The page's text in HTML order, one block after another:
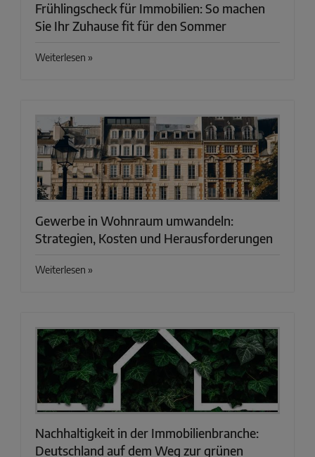
Frühlingscheck für Immobilien: So machen
Sie Ihr Zuhause fit für den Sommer
Weiterlesen »
Gewerbe in Wohnraum umwandeln:
Strategien, Kosten und Herausforderungen
Weiterlesen »
Nachhaltigkeit in der Immobilienbranche:
Deutschland auf dem Weg zur grünen